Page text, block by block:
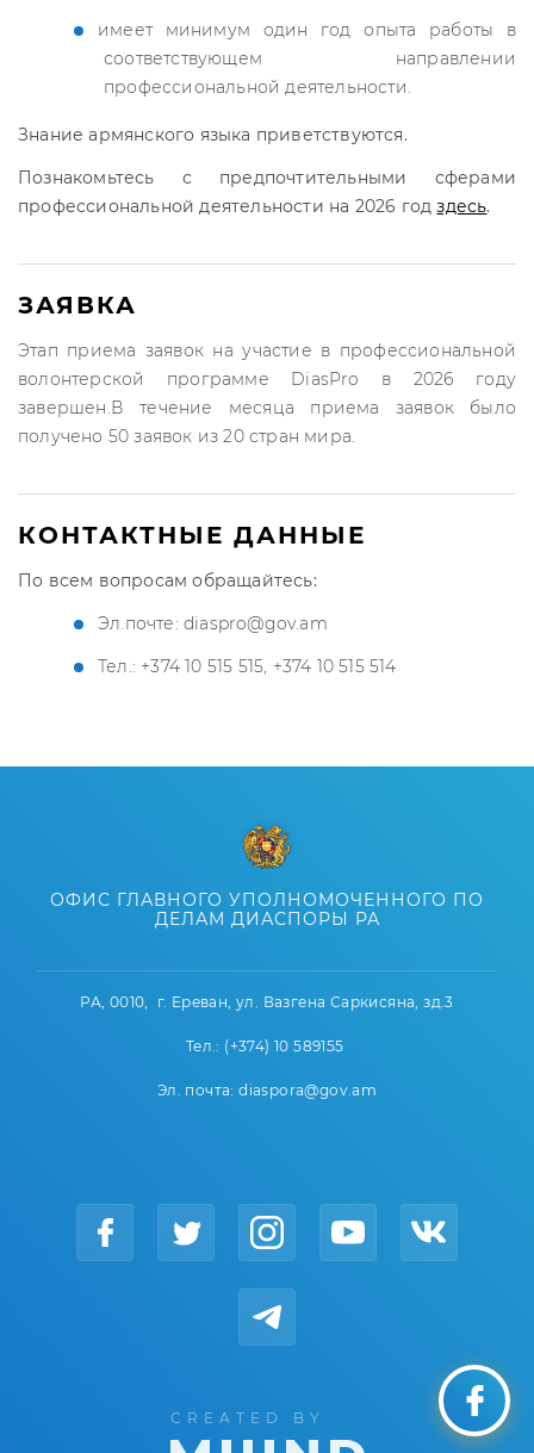
имеет минимум один год опыта работы в
соответствующем направлении
профессиональной деятельности.
Знание армянского языка приветствуются.
Познакомьтесь с предпочтительными сферами
профессиональной деятельности на 2026 годздесь.
ЗАЯВКА
Этап приема заявок на участие в профессиональной
волонтерской программе DiasPro в 2026 году
завершен.В течение месяца приема заявок было
получено 50 заявок из 20 стран мира.
КОНТАКТНЫЕ ДАННЫЕ
По всем вопросам обращайтесь:
Эл.почте: diaspro@gov.am
Тел.: +374 10 515 515, +374 10 515 514
ОФИС ГЛАВНОГО УПОЛНОМОЧЕННОГО ПО
ДЕЛАМ ДИАСПОРЫ РА
РА, 0010, г. Ереван, ул. Вазгена Саркисяна, зд.3
Тел.: (+374) 10 589155
Эл. почта: diaspora@gov.am
CREATED BY